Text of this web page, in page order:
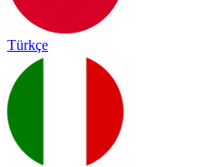
Türkçe